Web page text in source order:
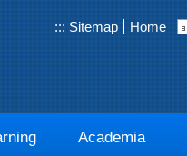
::: Sitemap Home
Academia